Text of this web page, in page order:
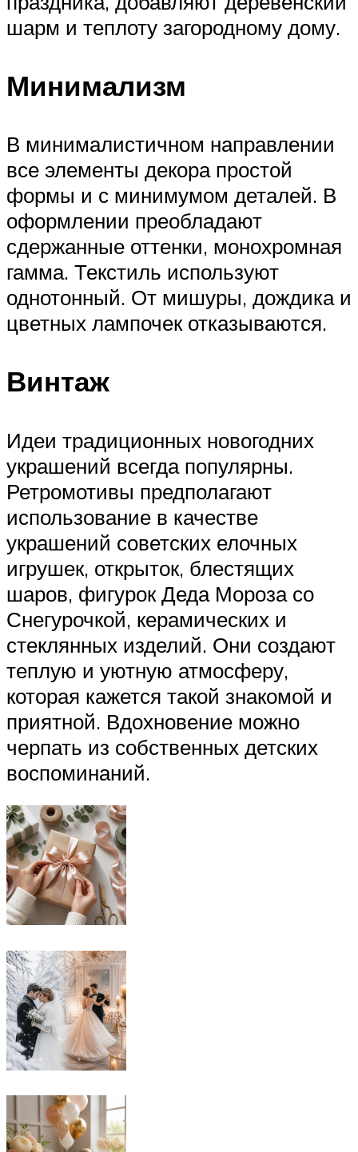
шарм и теплоту загородному дому.
Минимализм
В минималистичном направлении
все элементы декора простой
формы и с минимумом деталей. В
оформлении преобладают
сдержанные оттенки, монохромная
гамма. Текстиль используют
однотонный. От мишуры, дождика и
цветных лампочек отказываются.
Винтаж
Идеи традиционных новогодних
украшений всегда популярны.
Ретромотивы предполагают
использование в качестве
украшений советских елочных
игрушек, открыток, блестящих
шаров, фигурок Деда Мороза со
Снегурочкой, керамических и
стеклянных изделий. Они создают
теплую и уютную атмосферу,
которая кажется такой знакомой и
приятной. Вдохновение можно
черпать из собственных детских
воспоминаний.